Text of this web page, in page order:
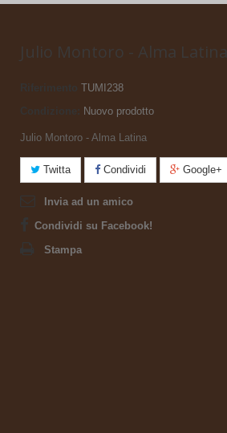
Julio Montoro - Alma Latina
Riferimento
TUMI238
Nuovo prodotto
Julio Montoro - Alma Latina
Twitta Condividi Google+
Invia ad un amico
Condividi su Facebook!
Stampa